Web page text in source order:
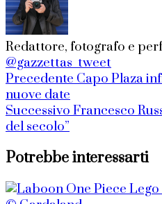
Redattore, fotografo e
@gazzettas_tweet
Precedente Capo Plaza
nuove date
Successivo Francesco
del secolo”
Potrebbe interessarti